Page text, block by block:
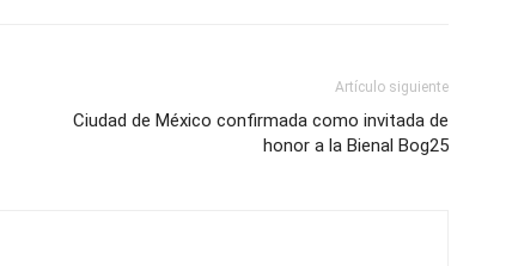
Artículo siguiente
Ciudad de México confirmada como invitada de
honor a la Bienal Bog25